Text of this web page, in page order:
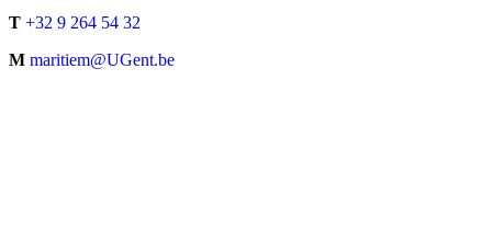
T +32 9 264 54 32
M maritiem@UGent.be